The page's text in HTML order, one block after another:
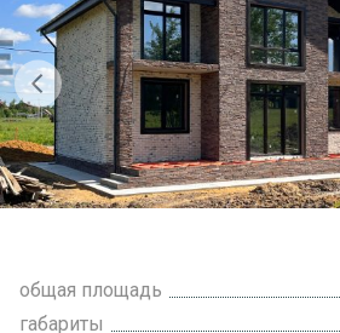
общая площадь
габариты